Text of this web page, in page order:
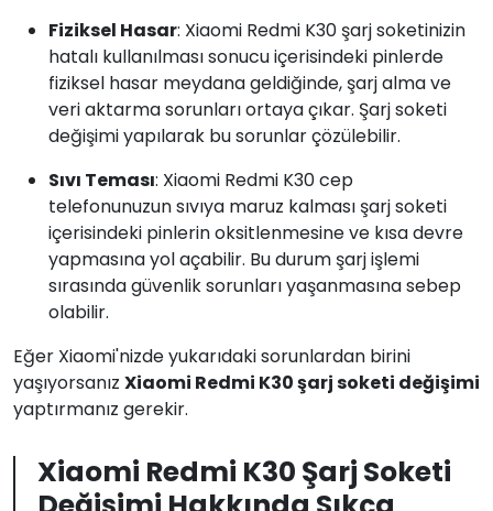
Fiziksel Hasar: Xiaomi Redmi K30 şarj soketinizin
hatalı kullanılması sonucu içerisindeki pinlerde
fiziksel hasar meydana geldiğinde, şarj alma ve
veri aktarma sorunları ortaya çıkar. Şarj soketi
değişimi yapılarak bu sorunlar çözülebilir.
Sıvı Teması: Xiaomi Redmi K30 cep
telefonunuzun sıvıya maruz kalması şarj soketi
içerisindeki pinlerin oksitlenmesine ve kısa devre
yapmasına yol açabilir. Bu durum şarj işlemi
sırasında güvenlik sorunları yaşanmasına sebep
olabilir.
Eğer Xiaomi'nizde yukarıdaki sorunlardan birini
yaşıyorsanız Xiaomi Redmi K30 şarj soketi değişimi
yaptırmanız gerekir.
Xiaomi Redmi K30 Şarj Soketi